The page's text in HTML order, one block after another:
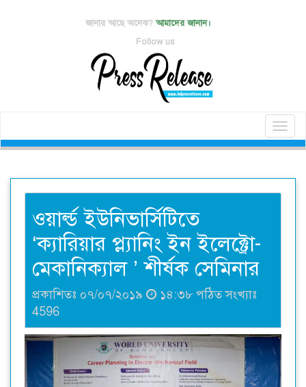
জানার আছে অনেক? আমাদের জানান।
Follow us
ওয়ার্ল্ড ইউনিভার্সিটিতে
‘ক্যারিয়ার প্ল্যানিং ইন ইলেক্ট্রো-
মেকানিক্যাল ’ শীর্ষক সেমিনার
প্রকাশিতঃ ০৭/০৭/২০১৯
১৪:৩৮ পঠিত সংখ্যাঃ
4596